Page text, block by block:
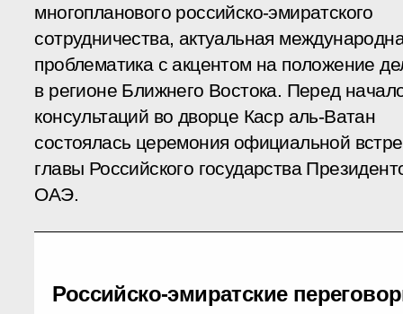
многопланового российско-эмиратского
сотрудничества, актуальная
проблематика с акцентом на положение
в регионе Ближнего Востока. Перед
консультаций во дворце Каср аль‑Ватан
состоялась церемония официальной
главы Российского государства
ОАЭ.
Российско-эмиратские